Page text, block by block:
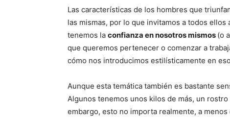
Las características de los hombres que
las mismas, por lo que invitamos a todos
tenemos la confianza en nosotros mismos (o
que queremos pertenecer o comenzar a
cómo nos introducimos estilísticamente en
Aunque esta temática también es bastante
Algunos tenemos unos kilos de más, un
embargo, esto no importa realmente, a